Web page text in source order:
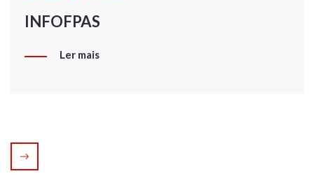
INFOFPAS
Ler mais